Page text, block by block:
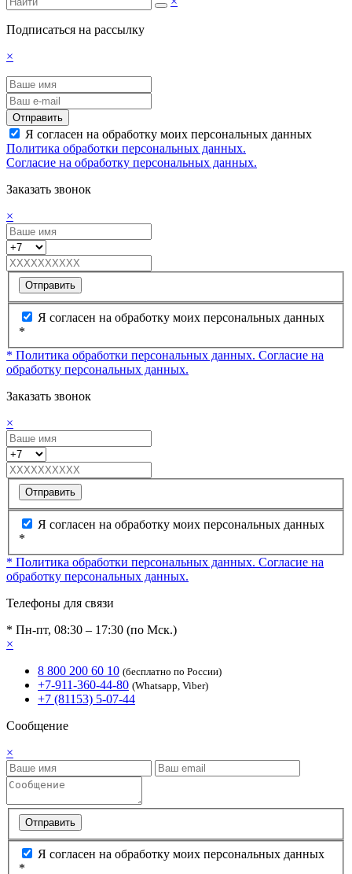
Подписаться на рассылку
×
Отправить
Я согласен на обработку моих персональных данных
Политика обработки персональных данных.
Согласие на обработку персональных данных.
Заказать звонок
×
Отправить
Я согласен на обработку моих персональных данных
*
* Политика обработки персональных данных. Согласие на
обработку персональных данных.
Заказать звонок
×
Отправить
Я согласен на обработку моих персональных данных
*
* Политика обработки персональных данных. Согласие на
обработку персональных данных.
Телефоны для связи
* Пн-пт, 08:30 – 17:30 (по Мск.)
×
8 800 200 60 10 (бесплатно по России)
+7-911-360-44-80 (Whatsapp, Viber)
+7 (81153) 5-07-44
Сообщение
×
Отправить
Я согласен на обработку моих персональных данных
*